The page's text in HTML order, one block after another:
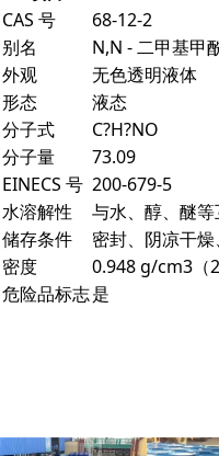
CAS 号
68-12-2
别名
N,N - 二甲基甲
外观
无色透明液体
形态
液态
分子式
C?H?NO
分子量
73.09
EINECS 号 200-679-5
水溶解性
与水、醇、醚等
储存条件
密封、阴凉干
密度
0.948 g/cm3（
危险品标志是